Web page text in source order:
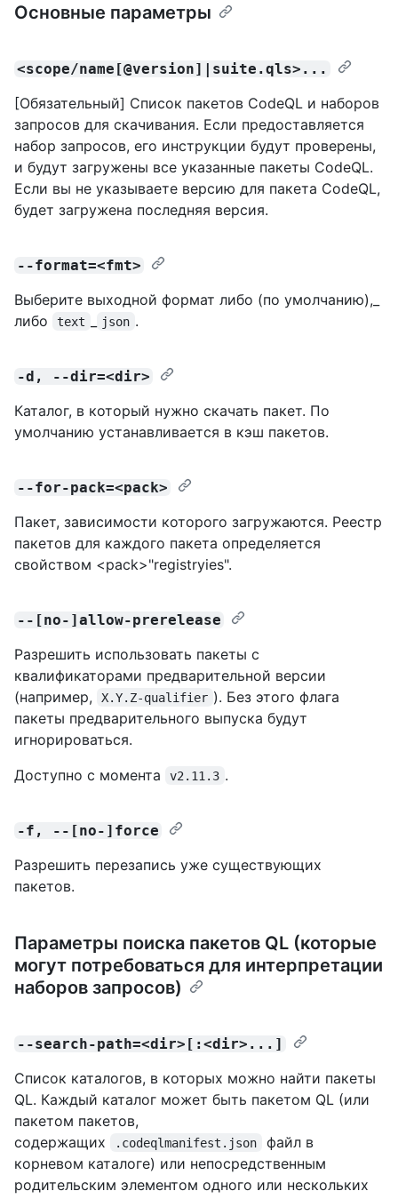
Основные параметры
<scope/name[@version]|suite.qls>...
[Обязательный] Список пакетов CodeQL и наборов
запросов для скачивания. Если предоставляется
набор запросов, его инструкции будут проверены,
и будут загружены все указанные пакеты CodeQL.
Если вы не указываете версию для пакета CodeQL,
будет загружена последняя версия.
--format=<fmt>
Выберите выходной формат либо (по умолчанию),_
либо
text json .
-d, --dir=<dir>
Каталог, в который нужно скачать пакет. По
умолчанию устанавливается в кэш пакетов.
--for-pack=<pack>
Пакет, зависимости которого загружаются. Реестр
пакетов для каждого пакета определяется
свойством <pack>"registryies".
--[no-]allow-prerelease
Разрешить использовать пакеты с
квалификаторами предварительной версии
(например,
X.Y.Z-qualifier ). Без этого флага
пакеты предварительного выпуска будут
игнорироваться.
Доступно с момента
v2.11.3 .
-f, --[no-]force
Разрешить перезапись уже существующих
пакетов.
Параметры поиска пакетов QL (которые
могут потребоваться для интерпретации
наборов запросов)
--search-path=<dir>[:<dir>...]
Список каталогов, в которых можно найти пакеты
QL. Каждый каталог может быть пакетом QL (или
пакетом пакетов,
содержащих
.codeqlmanifest.json
файл в
корневом каталоге) или непосредственным
родительским элементом одного или нескольких